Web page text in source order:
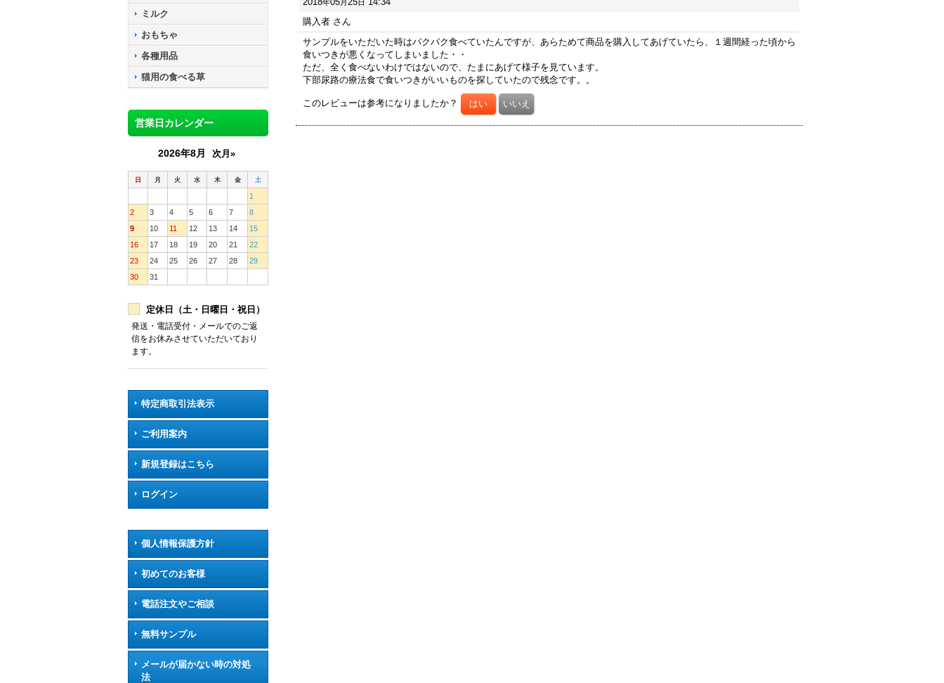
ミルク
おもちゃ
各種用品
猫用の食べる草
営業日カレンダー
2026年8月 次月»
日 月 火 水 木 金 土
1
2
3 4 5 6 7
8
9
10 11 12 13 14
15
16
17 18 19 20 21
22
23
24 25 26 27 28
29
30
31
定休日（土・日曜日・祝日）
発送・電話受付・メールでのご返
信をお休みさせていただいており
ます。
特定商取引法表示
ご利用案内
新規登録はこちら
ログイン
個人情報保護方針
初めてのお客様
電話注文やご相談
無料サンプル
メールが届かない時の対処
法
年 月 日
購入者 さん
サンプルをいただいた時はパクパク食べていたんですが、あらためて商品を購入してあげていたら、１週間経った頃から
食いつきが悪くなってしまいました・・
ただ、全く食べないわけではないので、たまにあげて様子を見ています。
下部尿路の療法食で食いつきがいいものを探していたので残念です。。
このレビューは参考になりましたか？